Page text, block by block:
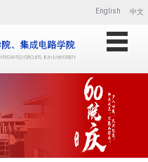
English 中文